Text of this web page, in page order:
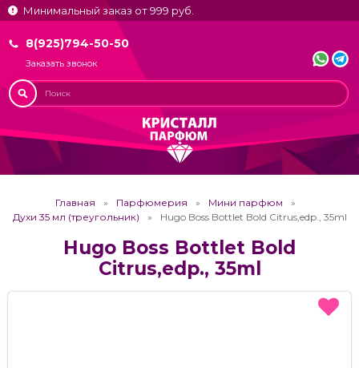
Минимальный заказ от 999 руб.
8(925)794-50-50
Заказать звонок
Главная Парфюмерия
Мини парфюм
Духи 35 мл (треугольник)
Hugo Boss Bottlet Bold Citrus,edp., 35ml
Hugo Boss Bottlet Bold
Citrus,edp., 35ml